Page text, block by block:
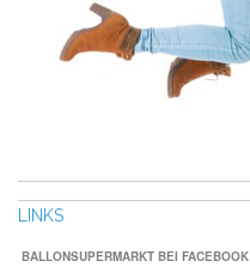
LINKS
BALLONSUPERMARKT BEI FACEBOOK